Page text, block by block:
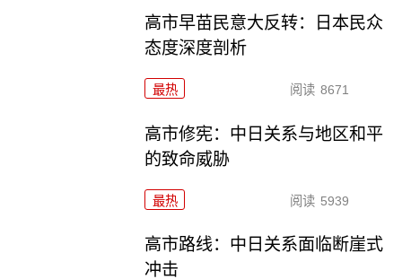
高市早苗民意大反转：日本民众
态度深度剖析
最热 阅读 8671
高市修宪：中日关系与地区和平
的致命威胁
最热 阅读 5939
高市路线：中日关系面临断崖式
冲击